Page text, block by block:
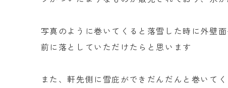
写真のように巻いてくると落雪した時に外壁
前に落としていただけたらと思います
また、軒先側に雪庇ができだんだんと巻いて